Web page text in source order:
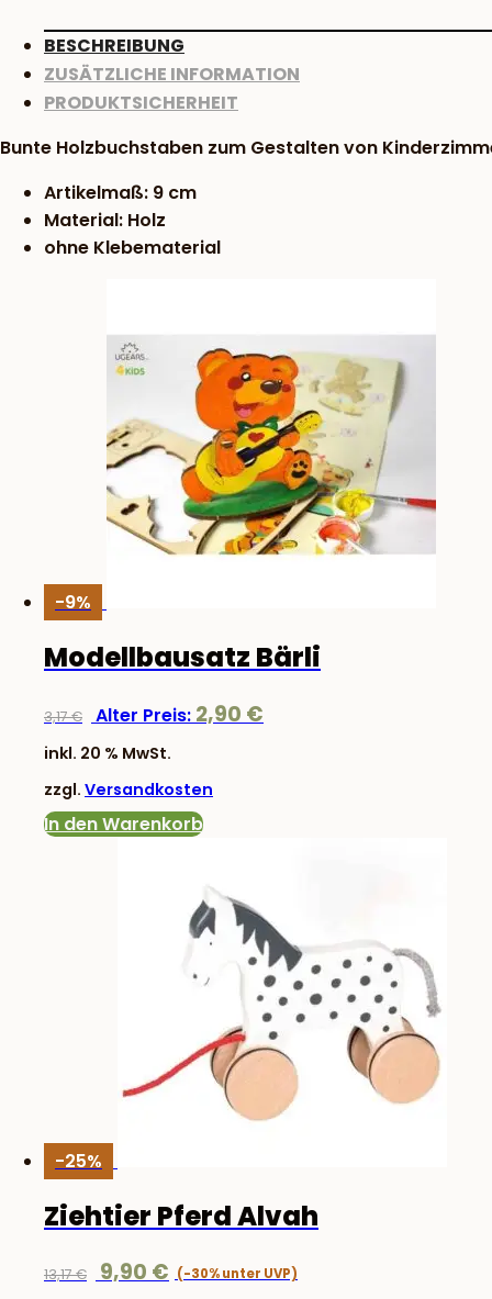
BESCHREIBUNG
ZUSÄTZLICHE INFORMATION
PRODUKTSICHERHEIT
Bunte Holzbuchstaben zum Gestalten von
Artikelmaß: 9 cm
Material: Holz
ohne Klebematerial
-9%
Modellbausatz Bärli
3,17€
Ursprünglicher
war:
3,17 €
Alter Preis: 2,90 €
inkl. 20 % MwSt.
zzgl. Versandkosten
In den Warenkorb
-25%
Ziehtier Pferd Alvah
13,17€
Ursprünglicher
9,90€